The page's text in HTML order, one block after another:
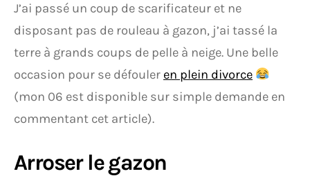
J’ai passé un coup de scarificateur et ne
disposant pas de rouleau à gazon, j’ai tassé la
terre à grands coups de pelle à neige. Une belle
occasion pour se défouler en plein divorce
(mon 06 est disponible sur simple demande en
commentant cet article).
Arroser le gazon